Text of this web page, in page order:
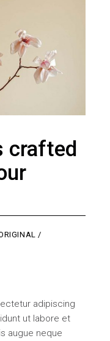
crafted
adipiscing
ut labore et
augue neque